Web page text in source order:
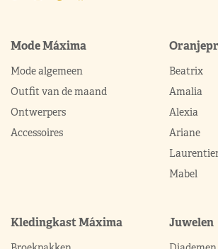
Mode Máxima
Mode algemeen
Outfit van de maand
Ontwerpers
Accessoires
Beatrix
Amalia
Alexia
Ariane
Mabel
Kledingkast Máxima Juwelen